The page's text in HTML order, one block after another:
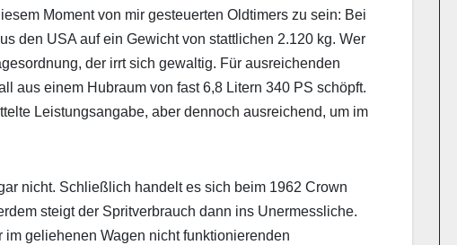
Moment von mir gesteuerten Oldtimers zu sein: Bei
den USA auf ein Gewicht von stattlichen 2.120 kg. Wer
der irrt sich gewaltig. Für ausreichenden
aus einem Hubraum von fast 6,8 Litern 340 PS schöpft.
Leistungsangabe, aber dennoch ausreichend, um im
nicht. Schließlich handelt es sich beim 1962 Crown
steigt der Spritverbrauch dann ins Unermessliche.
geliehenen Wagen nicht funktionierenden